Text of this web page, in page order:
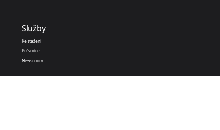
Služby
Ke stažení
Průvodce
Newsroom